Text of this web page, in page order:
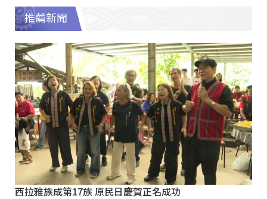
推薦新聞
西拉雅族成第17族 原民日慶賀正名成功